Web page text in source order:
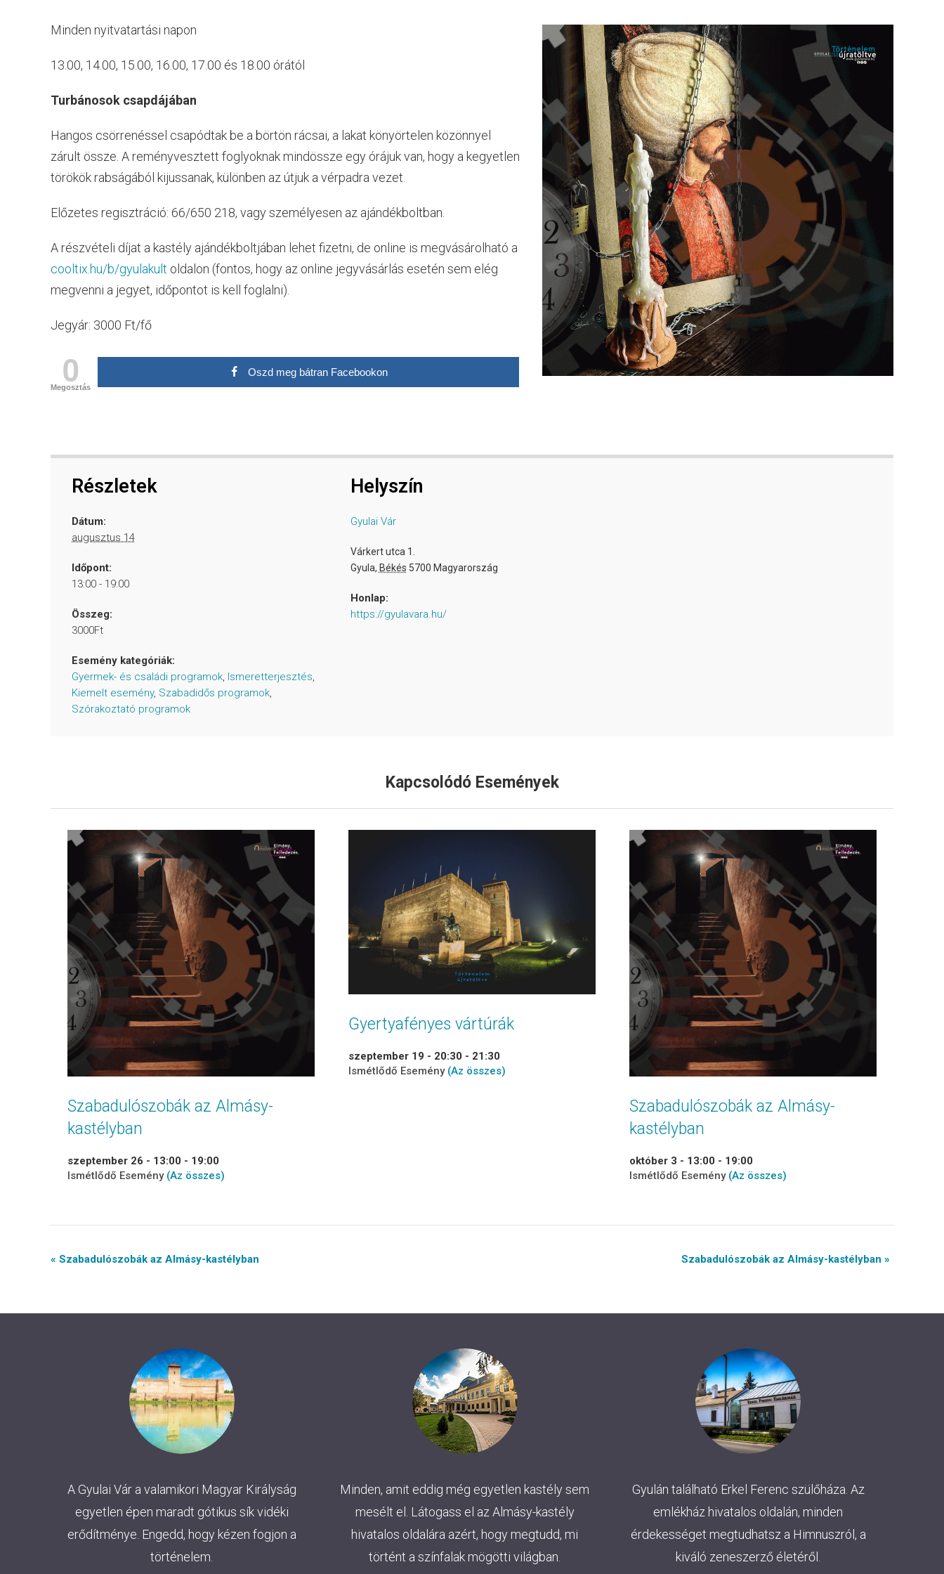
Minden nyitvatartási napon
13.00, 14.00, 15.00, 16.00, 17.00 és 18.00 órától
Turbánosok csapdájában
Hangos csörrenéssel csapódtak be a börtön rácsai, a lakat könyörtelen közönnyel
zárult össze. A reményvesztett foglyoknak mindössze egy órájuk van, hogy a kegyetlen
törökök rabságából kijussanak, különben az útjuk a vérpadra vezet.
Előzetes regisztráció: 66/650 218, vagy személyesen az ajándékboltban.
A részvételi díjat a kastély ajándékboltjában lehet fizetni, de online is megvásárolható a
cooltix.hu/b/gyulakult oldalon (fontos, hogy az online jegyvásárlás esetén sem elég
megvenni a jegyet, időpontot is kell foglalni).
Jegyár: 3000 Ft/fő
0
Megosztás
Oszd meg bátran Facebookon
Részletek
Dátum:
augusztus 14
Időpont:
13:00 - 19:00
Összeg:
3000Ft
Esemény kategóriák:
Gyermek- és családi programok Ismeretterjesztés
Kiemelt esemény, Szabadidős programok
Szórakoztató programok
Helyszín
Gyulai Vár
Várkert utca 1.
Gyula, Békés 5700 Magyarország
Honlap:
https://gyulavara.hu/
Kapcsolódó Események
Szabadulószobák az Almásy-
kastélyban
szeptember 26 - 13:00 - 19:00
Ismétlődő Esemény (Az összes)
Gyertyafényes vártúrák
szeptember 19 - 20:30 - 21:30
Ismétlődő Esemény (Az összes)
Szabadulószobák az Almásy-
kastélyban
október 3 - 13:00 - 19:00
Ismétlődő Esemény (Az összes)
Event
« Szabadulószobák az Almásy-kastélyban Szabadulószobák az Almásy-kastélyban »
A Gyulai Vár a valamikori Magyar Királyság
egyetlen épen maradt gótikus sík vidéki
erődítménye. Engedd, hogy kézen fogjon a
történelem.
Minden, amit eddig még egyetlen kastély sem
mesélt el. Látogass el az Almásy-kastély
hivatalos oldalára azért, hogy megtudd, mi
történt a színfalak mögötti világban.
Gyulán található Erkel Ferenc szülőháza. Az
emlékház hivatalos oldalán, minden
érdekességet megtudhatsz a Himnuszról, a
kiváló zeneszerző életéről.